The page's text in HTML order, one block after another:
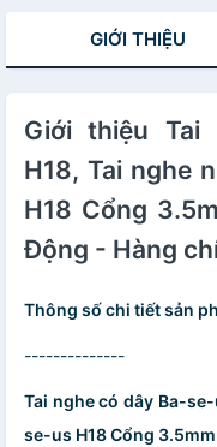
GIỚI THIỆU
Giới thiệu Tai
H18, Tai nghe
H18 Cổng
Động - Hàng
Thông số chi tiết sản
--------------
Tai nghe có dây Ba-
se-us H18 Cổng